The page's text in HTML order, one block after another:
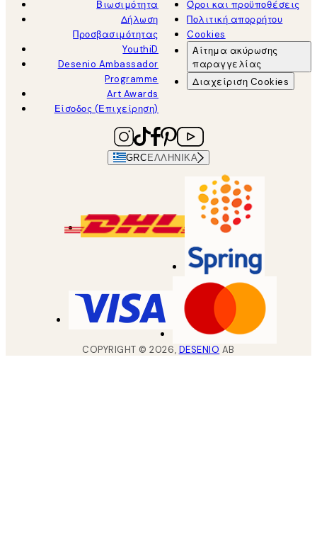
Βιωσιμότητα
Δήλωση
Προσβασιμότητας
YouthiD
Desenio Ambassador
Programme
Art Awards
Είσοδος (Επιχείρηση)
Όροι και προϋποθέσεις
Πολιτική απορρήτου
Cookies
Αίτημα ακύρωσης
παραγγελίας
Διαχείριση Cookies
GRC ΕΛΛΗΝΙΚΆ
COPYRIGHT ©2026, DESENIO AB